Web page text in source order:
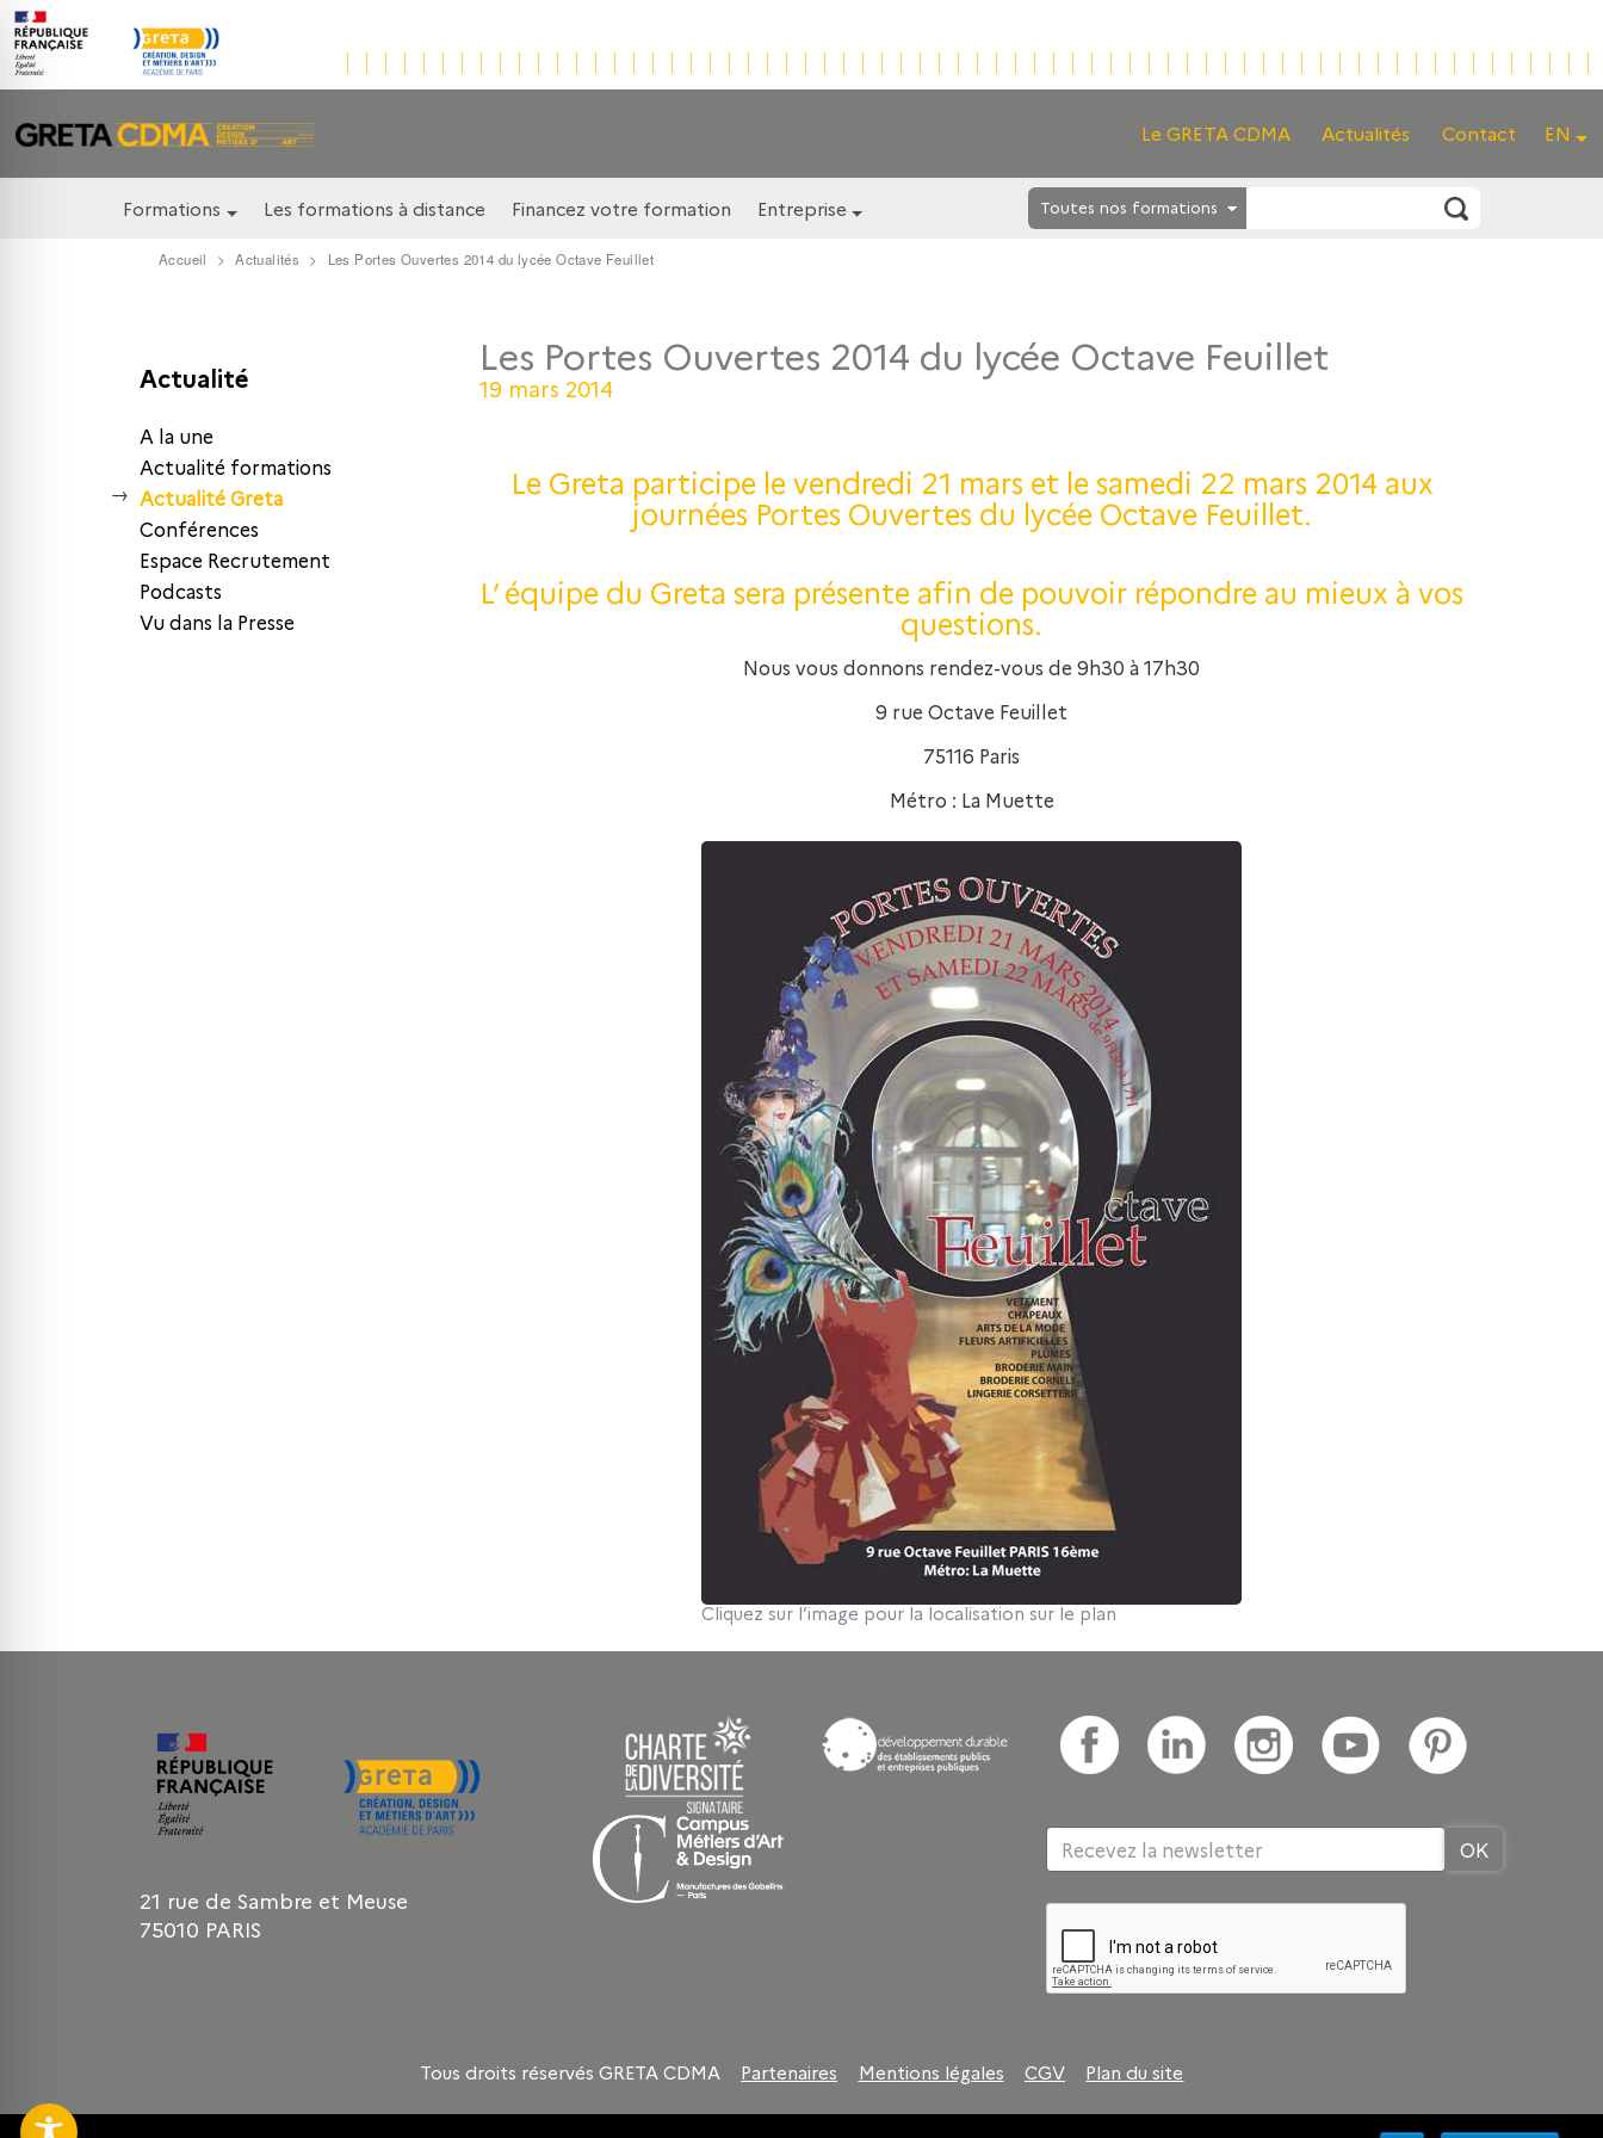
EN
Le GRETA CDMA Actualités Contact
Formations Les formations à distance Financez votre formation Entreprise Toutes nos formations
Accueil Actualités Les Portes Ouvertes 2014 du lycée Octave Feuillet
Actualité
A la une
Actualité formations
Actualité Greta
Conférences
Espace Recrutement
Podcasts
Vu dans la Presse
Les Portes Ouvertes 2014 du lycée Octave Feuillet
19 mars 2014
Le Greta participe le vendredi 21 mars et le samedi 22 mars 2014 aux
journées Portes Ouvertes du lycée Octave Feuillet.
L’ équipe du Greta sera présente afin de pouvoir répondre au mieux à vos
questions.
Nous vous donnons rendez-vous de 9h30 à 17h30
9 rue Octave Feuillet
75116 Paris
Métro : La Muette
Cliquez sur l’image pour la localisation sur le plan
21 rue de Sambre et Meuse
75010 PARIS
Tous droits réservés GRETA CDMA Partenaires Mentions légales CGV Plan du site